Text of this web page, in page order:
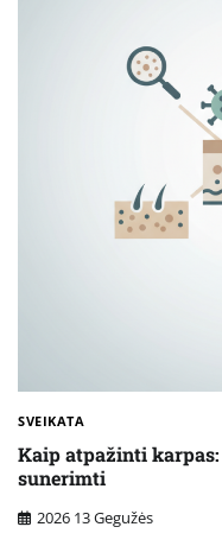
SVEIKATA
Kaip atpažinti
sunerimti
2026 13 Gegužės